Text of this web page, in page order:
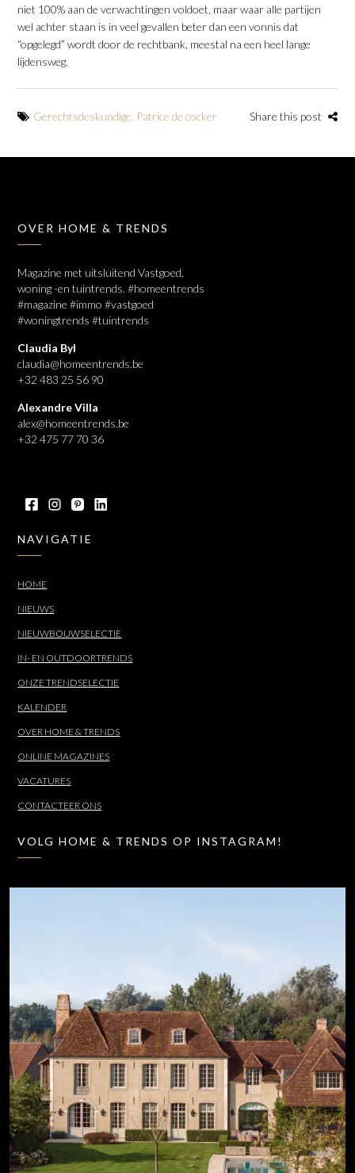
niet 100% aan de verwachtingen voldoet, maar waar alle partijen
wel achter staan is in veel gevallen beter dan een vonnis dat
“opgelegd” wordt door de rechtbank, meestal na een heel lange
lijdensweg.
Gerechtsdeskundige Patrice de cocker Share this post
OVER HOME & TRENDS
Magazine met uitsluitend Vastgoed,
woning -en tuintrends. #homeentrends
#magazine #immo #vastgoed
#woningtrends #tuintrends
Claudia Byl
claudia@homeentrends.be
+32 483 25 56 90
Alexandre Villa
alex@homeentrends.be
+32 475 77 70 36
NAVIGATIE
HOME
NIEUWS
NIEUWBOUWSELECTIE
IN- EN OUTDOORTRENDS
ONZE TRENDSELECTIE
KALENDER
OVER HOME & TRENDS
ONLINE MAGAZINES
VACATURES
CONTACTEER ONS
VOLG HOME & TRENDS OP INSTAGRAM!